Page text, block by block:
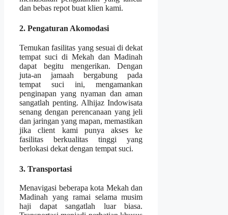
dan bebas repot buat klien kami.
2. Pengaturan Akomodasi
Temukan fasilitas yang sesuai di dekat
tempat suci di Mekah dan Madinah
dapat begitu mengerikan. Dengan
juta-an jamaah bergabung pada
tempat suci ini, mengamankan
penginapan yang nyaman dan aman
sangatlah penting. Alhijaz Indowisata
senang dengan perencanaan yang jeli
dan jaringan yang mapan, memastikan
jika client kami punya akses ke
fasilitas berkualitas tinggi yang
berlokasi dekat dengan tempat suci.
3. Transportasi
Menavigasi beberapa kota Mekah dan
Madinah yang ramai selama musim
haji dapat sangatlah luar biasa.